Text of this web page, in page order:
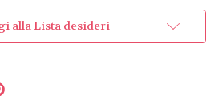
alla Lista desideri